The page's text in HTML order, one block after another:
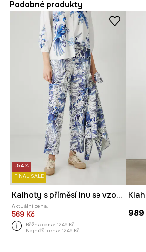
Podobné produkty
-54%
FINAL SALE
Kalhoty s příměsí lnu se vzorem bílá barva
Aktuální cena:
569 Kč
Běžná cena: 1249 Kč
Nejnižší cena: 1249 Kč
989